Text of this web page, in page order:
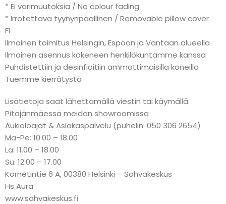
* Ei värimuutoksia / No colour fading
* Irrotettava tyynynpäällinen / Removable pillow cover
FI
Ilmainen toimitus Helsingin, Espoon ja Vantaan alueella
Ilmainen asennus kokeneen henkilökuntamme kanssa
Puhdistettiin ja desinfioitiin ammattimaisilla koneilla
Tuemme kierrätystä
Lisätietoja saat lähettämällä viestin tai käymällä
Pitäjänmäessä meidän showroomissa
Aukioloajat & Asiakaspalvelu (puhelin: 050 306 2654)
Ma-Pe: 10.00 – 18.00
La: 11.00 – 18.00
Su: 12.00 – 17.00
Kornetintie 6 A, 00380 Helsinki – Sohvakeskus
Hs Aura
www.sohvakeskus.fi